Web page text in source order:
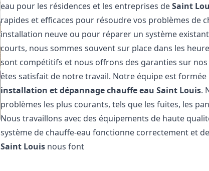
eau pour les résidences et les entreprises deSaint
rapides et efficaces pour résoudre vos problèmes de
installation neuve ou pour réparer un système
courts, nous sommes souvent sur place dans les
sont compétitifs et nous offrons des garanties sur
êtes satisfait de notre travail. Notre équipe est
installation et dépannage chauffe eau Saint Louis.
problèmes les plus courants, tels que les fuites, les
Nous travaillons avec des équipements de haute
système de chauffe-eau fonctionne correctement et
Saint Louis nous font